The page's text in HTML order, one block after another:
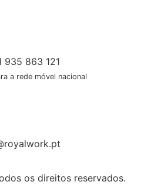
935 863 121
a rede móvel nacional
os direitos reservados.